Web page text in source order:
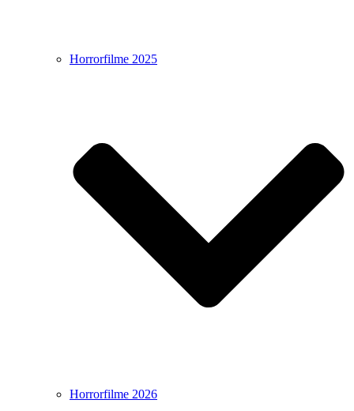
Horrorfilme 2025
Horrorfilme 2026